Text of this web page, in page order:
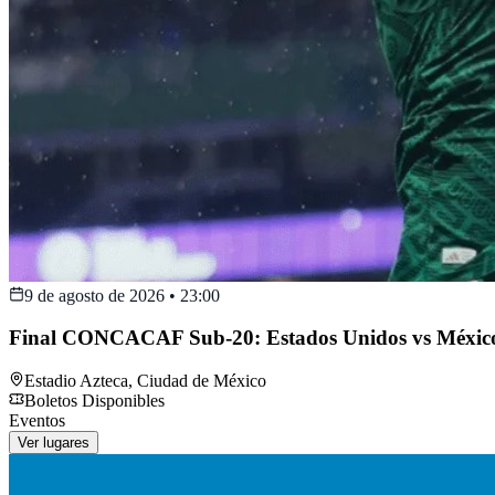
9 de agosto de 2026 • 23:00
Final CONCACAF Sub-20: Estados Unidos vs
Estadio Azteca, Ciudad de México
Boletos Disponibles
Eventos
Ver lugares